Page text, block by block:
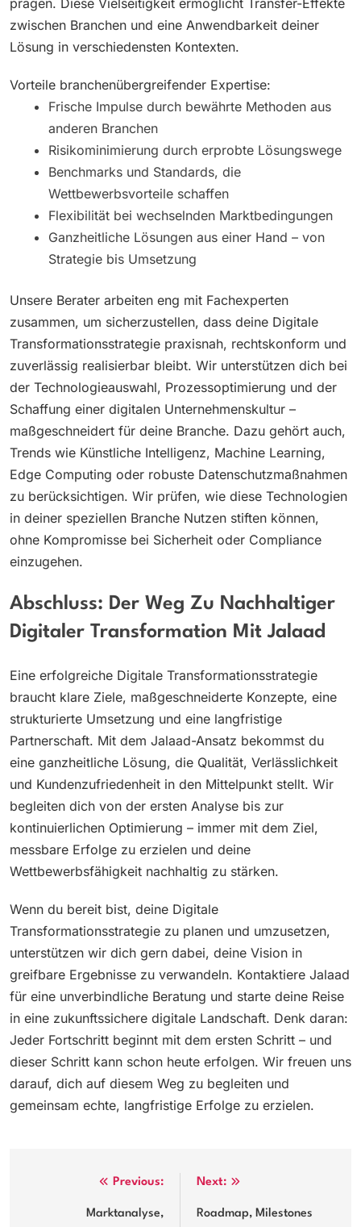
prägen. Diese Vielseitigkeit ermöglicht Transfer-Effekte
zwischen Branchen und eine Anwendbarkeit deiner
Lösung in verschiedensten Kontexten.
Vorteile branchenübergreifender Expertise:
Frische Impulse durch bewährte Methoden aus
anderen Branchen
Risikominimierung durch erprobte Lösungswege
Benchmarks und Standards, die
Wettbewerbsvorteile schaffen
Flexibilität bei wechselnden Marktbedingungen
Ganzheitliche Lösungen aus einer Hand – von
Strategie bis Umsetzung
Unsere Berater arbeiten eng mit Fachexperten
zusammen, um sicherzustellen, dass deine Digitale
Transformationsstrategie praxisnah, rechtskonform und
zuverlässig realisierbar bleibt. Wir unterstützen dich bei
der Technologieauswahl, Prozessoptimierung und der
Schaffung einer digitalen Unternehmenskultur –
maßgeschneidert für deine Branche. Dazu gehört auch,
Trends wie Künstliche Intelligenz, Machine Learning,
Edge Computing oder robuste Datenschutzmaßnahmen
zu berücksichtigen. Wir prüfen, wie diese Technologien
in deiner speziellen Branche Nutzen stiften können,
ohne Kompromisse bei Sicherheit oder Compliance
einzugehen.
Abschluss: Der Weg Zu Nachhaltiger
Digitaler Transformation Mit Jalaad
Eine erfolgreiche Digitale Transformationsstrategie
braucht klare Ziele, maßgeschneiderte Konzepte, eine
strukturierte Umsetzung und eine langfristige
Partnerschaft. Mit dem Jalaad-Ansatz bekommst du
eine ganzheitliche Lösung, die Qualität, Verlässlichkeit
und Kundenzufriedenheit in den Mittelpunkt stellt. Wir
begleiten dich von der ersten Analyse bis zur
kontinuierlichen Optimierung – immer mit dem Ziel,
messbare Erfolge zu erzielen und deine
Wettbewerbsfähigkeit nachhaltig zu stärken.
Wenn du bereit bist, deine Digitale
Transformationsstrategie zu planen und umzusetzen,
unterstützen wir dich gern dabei, deine Vision in
greifbare Ergebnisse zu verwandeln. Kontaktiere Jalaad
für eine unverbindliche Beratung und starte deine Reise
in eine zukunftssichere digitale Landschaft. Denk daran:
Jeder Fortschritt beginnt mit dem ersten Schritt – und
dieser Schritt kann schon heute erfolgen. Wir freuen uns
darauf, dich auf diesem Weg zu begleiten und
gemeinsam echte, langfristige Erfolge zu erzielen.
navigation
Previous:
Marktanalyse,
Next:
Roadmap, Milestones